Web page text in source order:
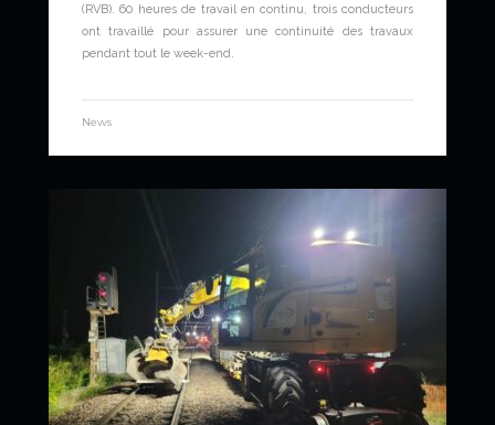
(RVB). 60 heures de travail en continu, trois conducteurs
ont travaillé pour assurer une continuité des travaux
pendant tout le week-end.
News